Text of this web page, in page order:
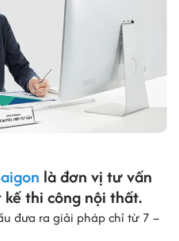
là đơn vị tư vấn
thi công nội thất.
đưa ra giải pháp chỉ từ 7 –